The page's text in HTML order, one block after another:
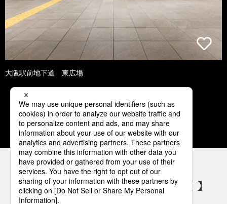
大阪駅前地下道 東広場
1 2 3 4 5
パナソニックの電気設備 SNSアカウント